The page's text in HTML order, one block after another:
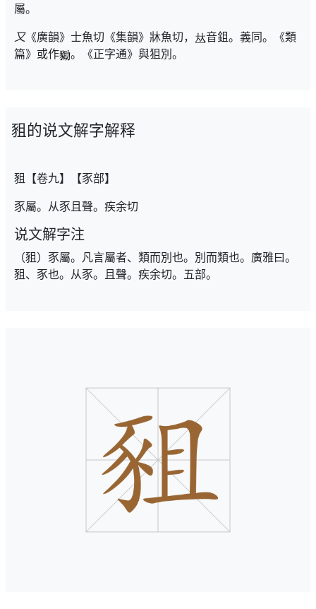
屬。
又《廣韻》士魚切《集韻》牀魚切，
音鉏。義同。《類
篇》或作
。《正字通》與狙別。
豠的说文解字解释
豠【卷九】【豕部】
豕屬。从豕且聲。疾余切
说文解字注
（豠）豕屬。凡言屬者、類而別也。別而類也。廣雅曰。
豠、豕也。从豕。且聲。疾余切。五部。